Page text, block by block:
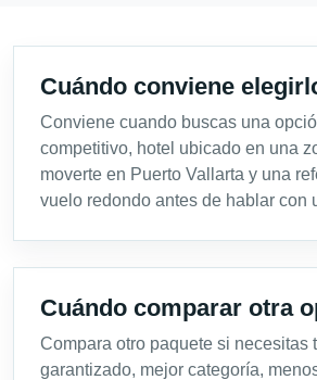
Cuándo conviene
Conviene cuando buscas una
competitivo, hotel ubicado en una
moverte en Puerto Vallarta y una
vuelo redondo antes de hablar con
Cuándo comparar otra
Compara otro paquete si necesitas
garantizado, mejor categoría,